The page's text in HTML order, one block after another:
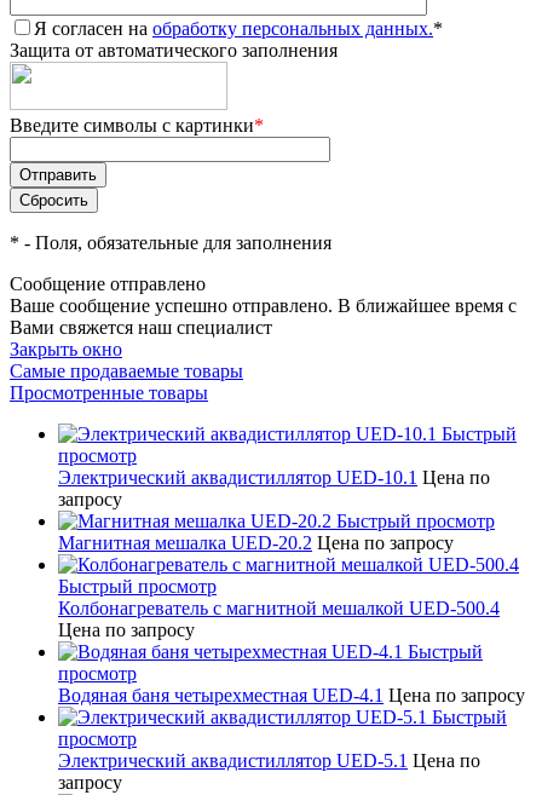
Я согласен на обработку персональных данных.*
Защита от автоматического заполнения
Введите символы с картинки*
* - Поля, обязательные для заполнения
Сообщение отправлено
Ваше сообщение успешно отправлено. В ближайшее время с
Вами свяжется наш специалист
Закрыть окно
Самые продаваемые товары
Просмотренные товары
Быстрый
просмотр
Электрический аквадистиллятор UED-10.1 Цена по
запросу
Быстрый просмотр
Магнитная мешалка UED-20.2 Цена по запросу
Быстрый просмотр
Колбонагреватель с магнитной мешалкой UED-500.4
Цена по запросу
Быстрый
просмотр
Водяная баня четырехместная UED-4.1 Цена по запросу
Быстрый
просмотр
Электрический аквадистиллятор UED-5.1 Цена по
запросу